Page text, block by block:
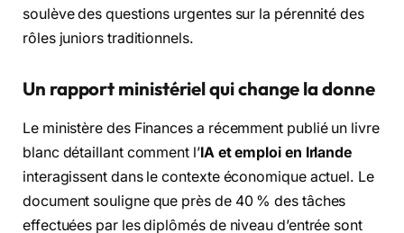
soulève des questions urgentes sur la pérennité des
rôles juniors traditionnels.
Un rapport ministériel qui change la donne
Le ministère des Finances a récemment publié un livre
blanc détaillant comment l’IA et emploi en Irlande
interagissent dans le contexte économique actuel. Le
document souligne que près de 40 % des tâches
effectuées par les diplômés de niveau d’entrée sont